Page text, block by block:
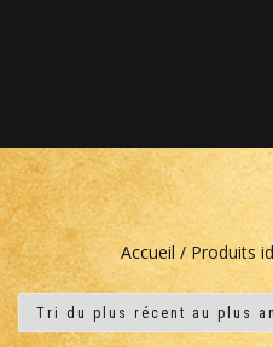
Accueil / Produits